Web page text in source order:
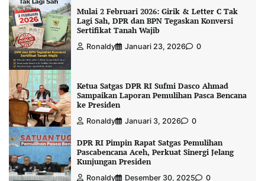
Mulai 2 Februari 2026: Girik & Letter C Tak
Lagi Sah, DPR dan BPN Tegaskan Konversi
Sertifikat Tanah Wajib
Ronaldy Januari 23, 2026 0
Ketua Satgas DPR RI Sufmi Dasco Ahmad
Sampaikan Laporan Pemulihan Pasca Bencana
ke Presiden
Ronaldy Januari 3, 2026 0
DPR RI Pimpin Rapat Satgas Pemulihan
Pascabencana Aceh, Perkuat Sinergi Jelang
Kunjungan Presiden
Ronaldy Desember 30, 2025 0